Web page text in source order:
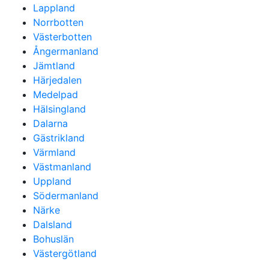
Lappland
Norrbotten
Västerbotten
Ångermanland
Jämtland
Härjedalen
Medelpad
Hälsingland
Dalarna
Gästrikland
Värmland
Västmanland
Uppland
Södermanland
Närke
Dalsland
Bohuslän
Västergötland